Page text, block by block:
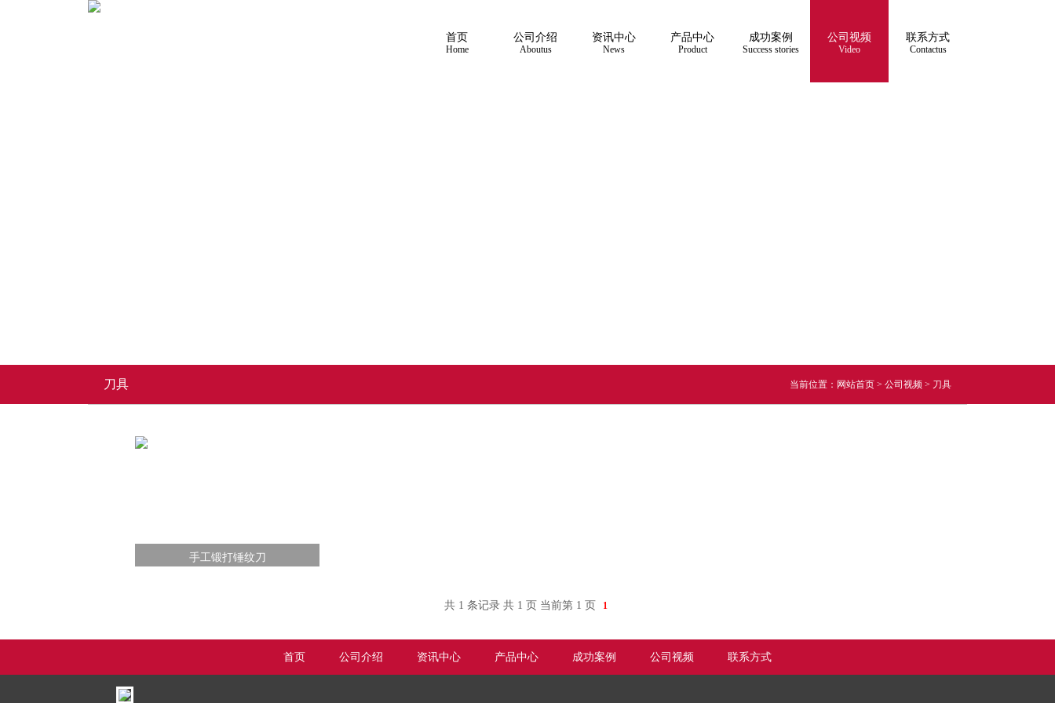
首页
Home
公司介绍
Aboutus
资讯中心
News
产品中心
Product
成功案例
Success stories
公司视频
Video
联系方式
Contactus
刀具 当前位置： 网站首页 > 公司视频 > 刀具
手工锻打锤纹刀
共 1 条记录 共 1 页 当前第 1 页 1
首页 公司介绍 资讯中心 产品中心 成功案例 公司视频 联系方式